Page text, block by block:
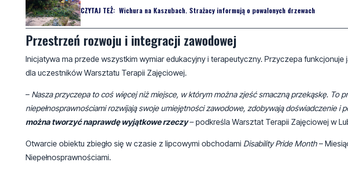
CZYTAJ TEŻ: Wichura na Kaszubach. Strażacy informują o powalonych drzewach
Przestrzeń rozwoju i integracji zawodowej
Inicjatywa ma przede wszystkim wymiar edukacyjny i terapeutyczny. Przyczepa
dla uczestników Warsztatu Terapii Zajęciowej.
– Nasza przyczepa to coś więcej niż miejsce, w którym można zjeść smaczną przekąskę. To
niepełnosprawnościami rozwijają swoje umiejętności zawodowe, zdobywają doświadczenie i
można tworzyć naprawdę wyjątkowe rzeczy– podkreśla Warsztat Terapii Zajęciowej w
Otwarcie obiektu zbiegło się w czasie z lipcowymi obchodami Disability Pride Month–
Niepełnosprawnościami.